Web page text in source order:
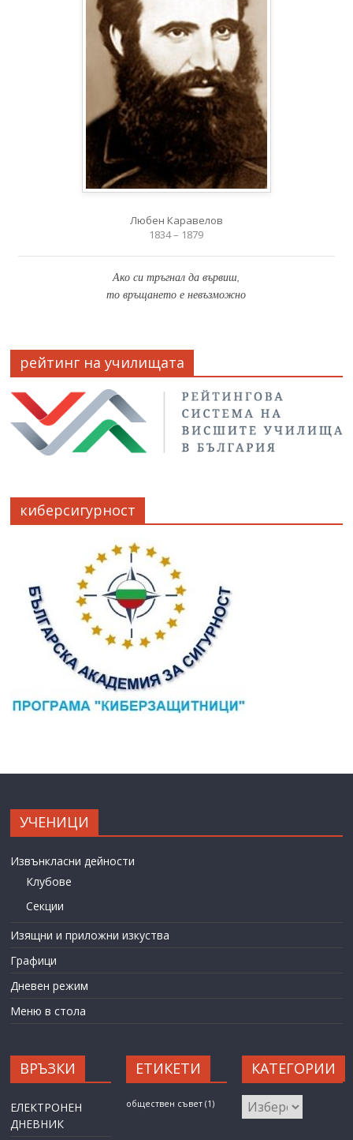
Любен Каравелов
1834 – 1879
Ако си тръгнал да вървиш,
то връщането е невъзможно
рейтинг на училищата
киберсигурност
УЧЕНИЦИ
Извънкласни дейности
Клубове
Секции
Изящни и приложни изкуства
Графици
Дневен режим
Меню в стола
ВРЪЗКИ
ЕЛЕКТРОНЕН
ДНЕВНИК
ЕТИКЕТИ
обществен съвет (1)
КАТЕГОРИИ
КАТЕГОРИИ